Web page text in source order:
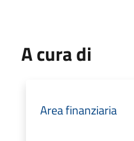
A cura di
Area finanziaria